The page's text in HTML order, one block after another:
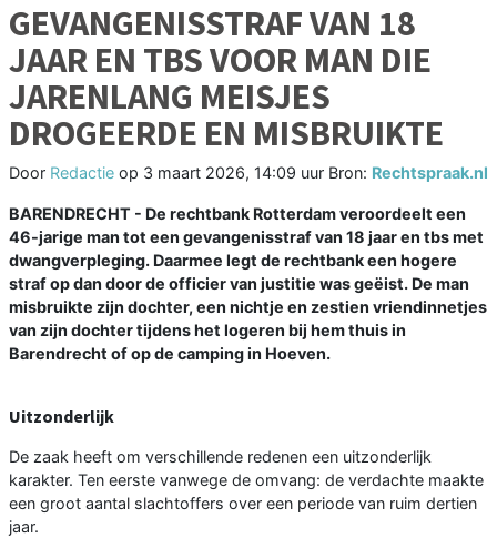
GEVANGENISSTRAF VAN 18
JAAR EN TBS VOOR MAN DIE
JARENLANG MEISJES
DROGEERDE EN MISBRUIKTE
Door Redactie op 3 maart 2026, 14:09 uur Bron: Rechtspraak.nl
BARENDRECHT - De rechtbank Rotterdam veroordeelt een
46-jarige man tot een gevangenisstraf van 18 jaar en tbs met
dwangverpleging. Daarmee legt de rechtbank een hogere
straf op dan door de officier van justitie was geëist. De man
misbruikte zijn dochter, een nichtje en zestien vriendinnetjes
van zijn dochter tijdens het logeren bij hem thuis in
Barendrecht of op de camping in Hoeven.
Uitzonderlijk
De zaak heeft om verschillende redenen een uitzonderlijk
karakter. Ten eerste vanwege de omvang: de verdachte maakte
een groot aantal slachtoffers over een periode van ruim dertien
jaar.